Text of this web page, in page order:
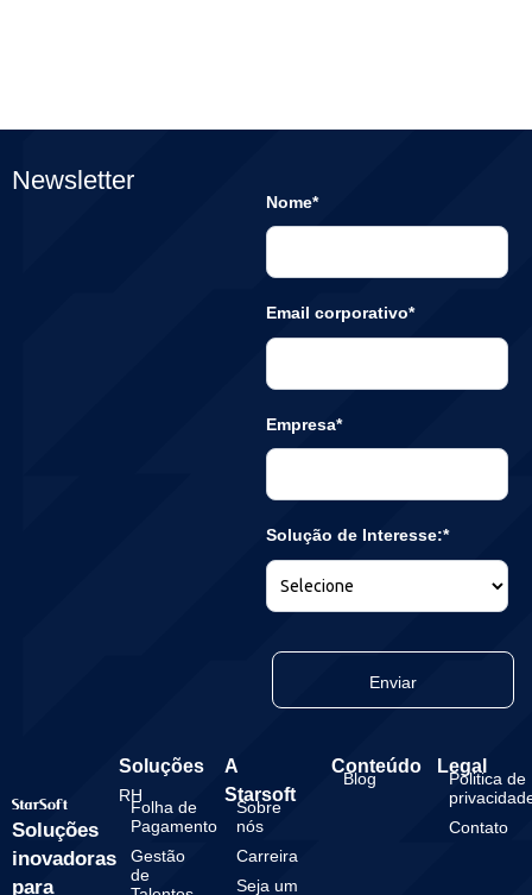
Newsletter
Nome*
Email corporativo*
Empresa*
Solução de Interesse:*
Enviar
Soluções
inovadoras
para
Soluções
RH
Folha de
Pagamento
Gestão
de
A
Starsoft
Sobre
nós
Carreira
Seja um
Conteúdo
Blog
Legal
Politica de
Contato